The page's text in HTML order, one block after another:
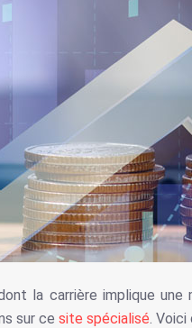
la carrière implique
sur ce site spécialisé. Voici